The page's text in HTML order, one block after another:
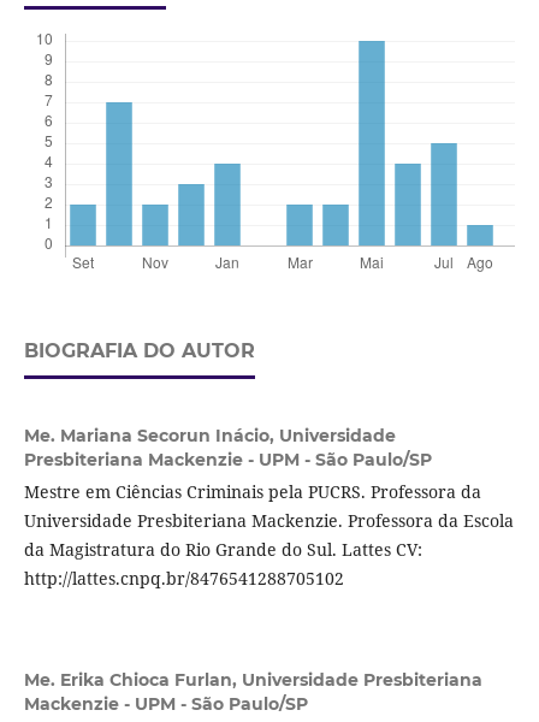
BIOGRAFIA DO AUTOR
Me. Mariana Secorun Inácio, Universidade
Presbiteriana Mackenzie - UPM - São Paulo/SP
Mestre em Ciências Criminais pela PUCRS. Professora da
Universidade Presbiteriana Mackenzie. Professora da Escola
da Magistratura do Rio Grande do Sul. Lattes CV:
http://lattes.cnpq.br/8476541288705102
Me. Erika Chioca Furlan, Universidade Presbiteriana
Mackenzie - UPM - São Paulo/SP